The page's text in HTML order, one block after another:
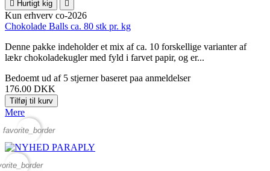
 Hurtigt kig 
Kun erhverv co-2026
Chokolade Balls ca. 80 stk pr. kg
Denne pakke indeholder et mix af ca. 10 forskellige varianter af
lækr chokoladekugler med fyld i farvet papir, og er...
Bedoemt ud af 5 stjerner baseret paa anmeldelser
176.00 DKK
Tilføj til kurv
Mere
favorite_border